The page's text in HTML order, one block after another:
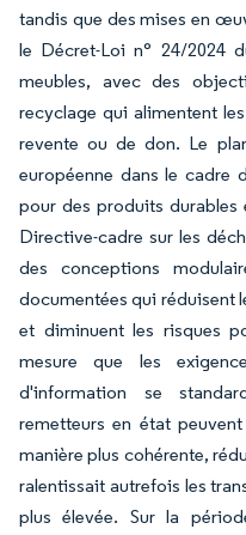
tandis que des mises en
le Décret-Loi n° 24/2024
meubles, avec des
recyclage qui alimentent
revente ou de don. Le
européenne dans le cadre
pour des produits
Directive-cadre sur les
des conceptions
documentées qui réduisent
et diminuent les risques
mesure que les
d'information se
remetteurs en état
manière plus cohérente,
ralentissait autrefois les
plus élevée. Sur la